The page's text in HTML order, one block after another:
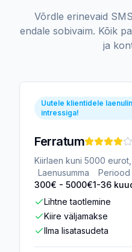
Võrdle erinevaid
endale sobivaim. Kõik
ja
Uutele klientidele
intressiga!
Ferratum
Kiirlaen kuni 5000
Laenusumma
300€ - 5000€
Periood
1-36
Lihtne taotlemine
Kiire väljamakse
Ilma lisatasudeta